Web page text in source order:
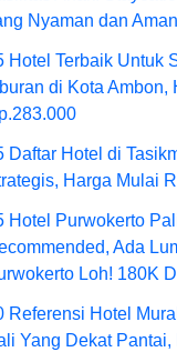
Nyaman dan Aman
Hotel Terbaik Untuk
di Kota Ambon,
Daftar Hotel di
Harga Mulai
Hotel Purwokerto
Ada
Loh! 180K
Referensi Hotel
Yang Dekat Pantai,